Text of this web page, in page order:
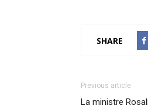
SHARE
Previous article
La ministre